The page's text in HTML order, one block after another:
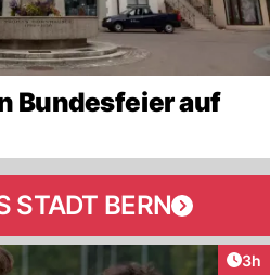
Bundesfeier auf
STADT BERN
3h